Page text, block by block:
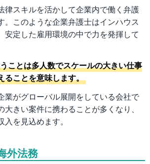
律スキルを活かして企業内で働く弁護
。このような企業弁護士はインハウス
安定した雇用環境の中で力を発揮して
ことは多人数でスケールの大きい仕事
ることを意味します。
業がグローバル展開をしている会社で
きい案件に携わることが多くなり、
を見込めます。
外法務